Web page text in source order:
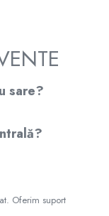
sare?
Oferim suport